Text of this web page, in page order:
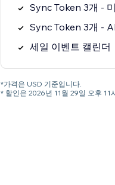
Sync Token 3개 -
Sync Token 3개 -
세일 이벤트 캘린더
*가격은 USD 기준입니다.
* 할인은 2026년 11월 29일 오후